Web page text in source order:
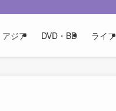
ジア DVD・BD ライフ